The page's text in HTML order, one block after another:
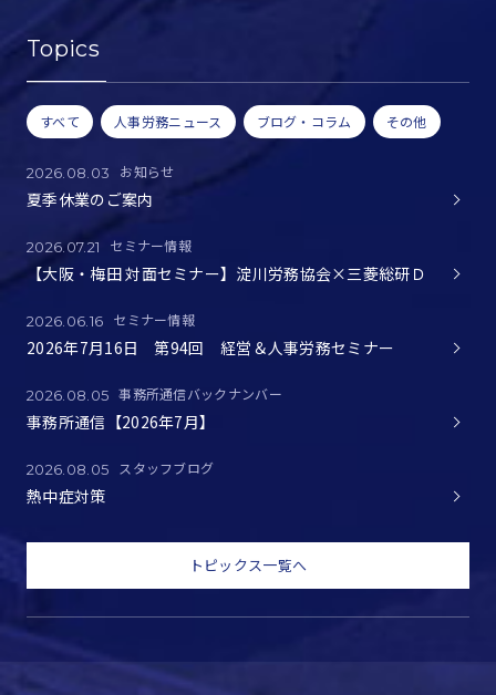
Topics
すべて 人事労務ニュース ブログ・コラム その他
2026.08.03 お知らせ
夏季休業のご案内
2026.07.21 セミナー情報
【大阪・梅田 対面セミナー】淀川労務協会×三菱総研Ｄ
2026.06.16 セミナー情報
2026年7月16日 第94回 経営＆人事労務セミナー
2026.08.05 事務所通信バックナンバー
事務所通信【2026年7月】
2026.08.05 スタッフブログ
熱中症対策
トピックス一覧へ